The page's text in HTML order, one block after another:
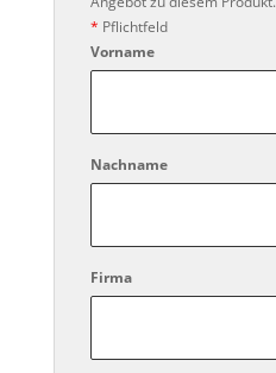
* Pflichtfeld
Vorname
Nachname
Firma